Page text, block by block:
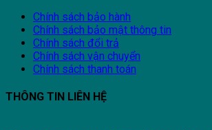
Chính sách bảo hành
Chính sách bảo mật thông tin
Chính sách đổi trả
Chính sách vận chuyển
Chính sách thanh toán
THÔNG TIN LIÊN HỆ